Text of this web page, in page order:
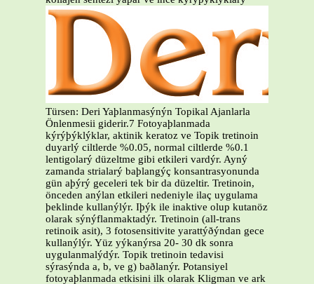
Türsen: Deri Yaþlanmasýnýn Topikal Ajanlarla
Önlenmesii giderir.7 Fotoyaþlanmada
kýrýþýklýklar, aktinik keratoz ve Topik tretinoin
duyarlý ciltlerde %0.05, normal ciltlerde %0.1
lentigolarý düzeltme gibi etkileri vardýr. Ayný
zamanda strialarý baþlangýç konsantrasyonunda
gün aþýrý geceleri tek bir da düzeltir. Tretinoin,
önceden anýlan etkileri nedeniyle ilaç uygulama
þeklinde kullanýlýr. Iþýk ile inaktive olup kutanöz
olarak sýnýflanmaktadýr. Tretinoin (all-trans
retinoik asit), 3 fotosensitivite yarattýðýndan gece
kullanýlýr. Yüz yýkanýrsa 20- 30 dk sonra
uygulanmalýdýr. Topik tretinoin tedavisi
sýrasýnda a, b, ve g) baðlanýr. Potansiyel
fotoyaþlanmada etkisini ilk olarak Kligman ve ark